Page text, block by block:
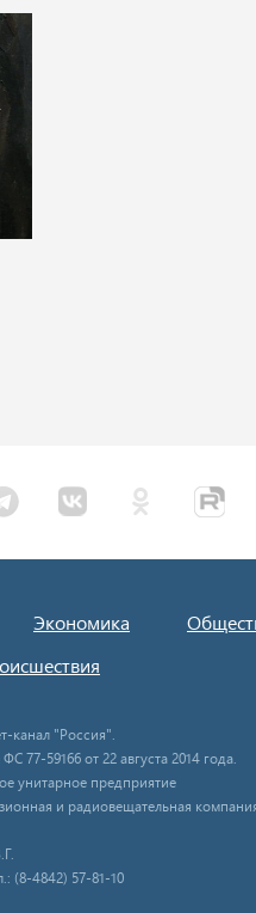
Экономика
канал "Россия".
77-59166 от 22 августа 2014 года.
унитарное предприятие
и радиовещательная
(8-4842) 57-81-10